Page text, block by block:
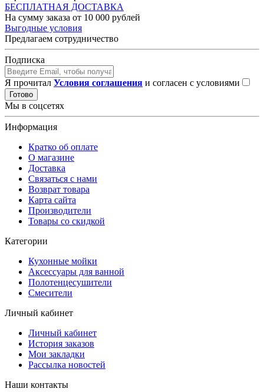
БЕСПЛАТНАЯ ДОСТАВКА
На сумму заказа от 10 000 рублей
Выгодные условия
Предлагаем сотрудничество
Подписка
Я прочитал Условия соглашения и согласен с условиями
Готово
Мы в соцсетях
Информация
Кратко об оплате
О магазине
Доставка
Связаться с нами
Возврат товара
Карта сайта
Производители
Товары со скидкой
Категории
Кухонные мойки
Аксессуары для ванной
Полотенцесушители
Смесители
Личный кабинет
Личный кабинет
История заказов
Мои закладки
Рассылка новостей
Наши контакты